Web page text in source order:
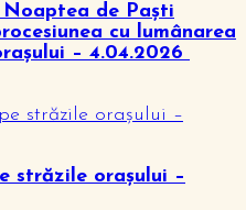
de Paști
cu lumânarea
– 4.04.2026
străzile orașului –